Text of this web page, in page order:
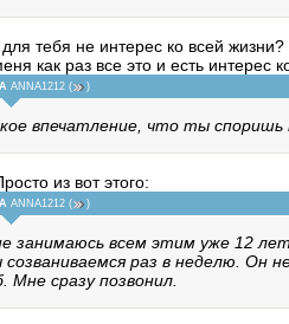
тебя не интерес ко всей жизни?
как раз все это и есть интерес
ANNA1212 ( )
впечатление, что ты споришь
из вот этого:
ANNA1212 ( )
занимаюсь всем этим уже 12
раз в неделю. Он
Мне сразу позвонил.